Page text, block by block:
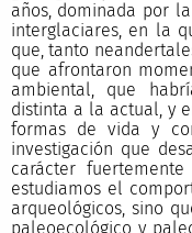
años, dominada por
interglaciares, en la
que, tanto
que afrontaron
ambiental, que
distinta a la actual, y
formas de vida y
investigación que
carácter
estudiamos el
arqueológicos, sino
paleoecológico y